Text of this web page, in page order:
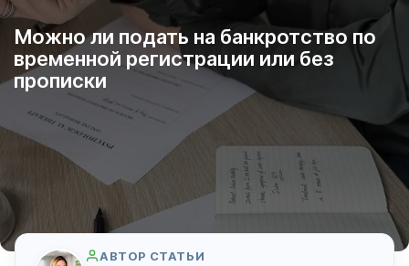
Можно ли подать на банкротство по
временной регистрации или без
прописки
АВТОР СТАТЬИ